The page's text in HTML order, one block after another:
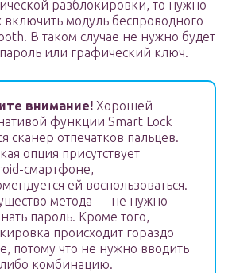
разблокировки, то нужно
включить модуль беспроводного
В таком случае не нужно будет
или графический ключ.
внимание! Хорошей
функции Smart Lock
сканер отпечатков пальцев.
опция присутствует
смартфоне,
ей воспользоваться.
метода — не нужно
пароль. Кроме того,
происходит гораздо
потому что не нужно вводить
комбинацию.